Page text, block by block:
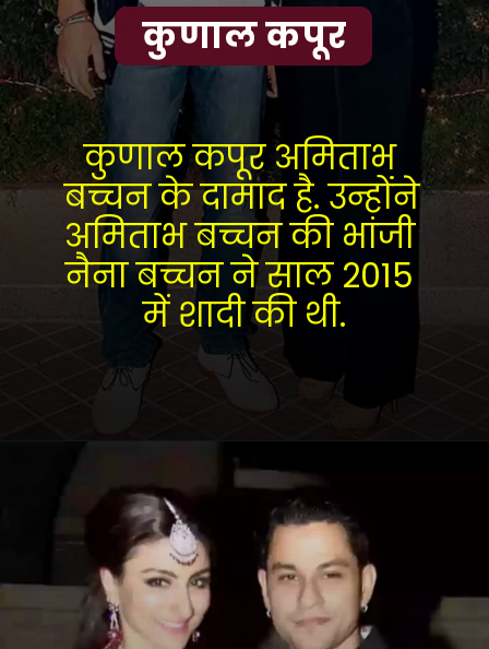
कुणाल कपूर
कुणाल कपूर अमिताभ
बच्चन के दामाद है. उन्होंने
अमिताभ बच्चन की भांजी
नैना बच्चन ने साल 2015
में शादी की थी.